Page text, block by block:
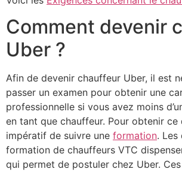
Comment devenir
Uber ?
Afin de devenir chauffeur Uber, il est
passer un examen pour obtenir une
professionnelle si vous avez moins
en tant que chauffeur. Pour obtenir ce
impératif de suivre une formation. Les
formation de chauffeurs VTC
qui permet de postuler chez Uber.